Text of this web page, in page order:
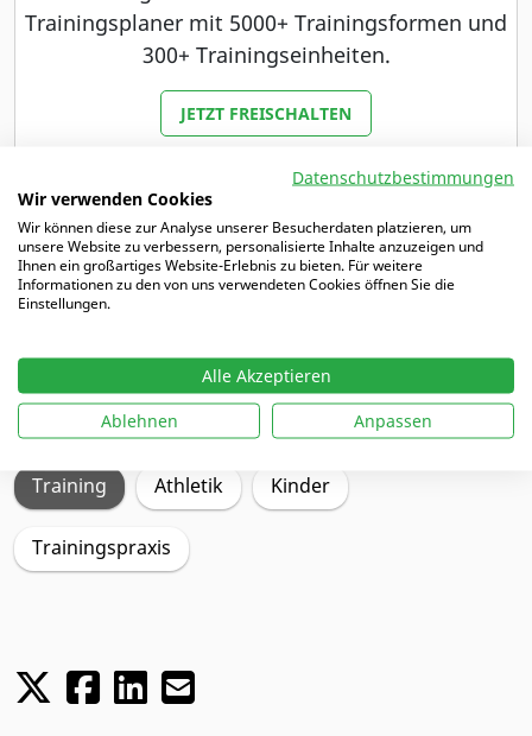
Trainingsplaner mit 5000+ Trainingsformen und
300+ Trainingseinheiten.
JETZT FREISCHALTEN
Du bist bereits Abonnent unserer Zeitschrift
Fußballtraining oder Fußballtraining JUNIOR?
Dann haben wir ein besonderes Angebot für dich.
MEHR DAZU
Schwerpunkte
Training Athletik Kinder
Trainingspraxis
Datenschutzbestimmungen
Wir verwenden Cookies
Wir können diese zur Analyse unserer Besucherdaten platzieren, um
unsere Website zu verbessern, personalisierte Inhalte anzuzeigen und
Ihnen ein großartiges Website-Erlebnis zu bieten. Für weitere
Informationen zu den von uns verwendeten Cookies öffnen Sie die
Einstellungen.
Alle Akzeptieren
Ablehnen
Anpassen